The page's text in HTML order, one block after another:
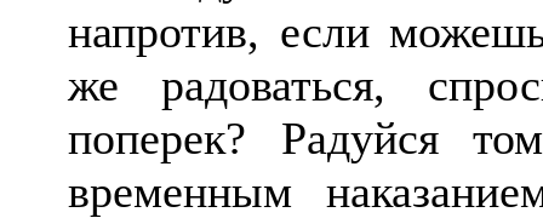
напротив, если
же радоваться,
поперек? Радуйся
временным